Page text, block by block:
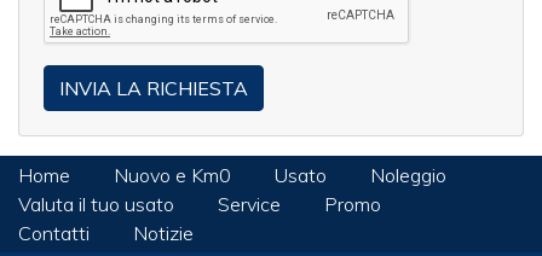
Home Nuovo e Km0 Usato
Noleggio
Valuta il tuo usato
Service
Promo
Contatti
Notizie